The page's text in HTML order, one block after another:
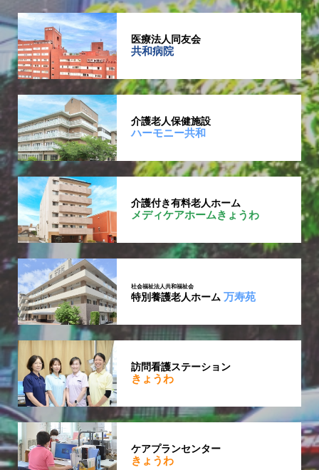
医療法人同友会
共和病院
介護老人保健施設
ハーモニー共和
介護付き有料老人ホーム
メディケアホームきょうわ
社会福祉法人共和福祉会
特別養護老人ホーム万寿苑
訪問看護ステーション
きょうわ
ケアプランセンター
きょうわ